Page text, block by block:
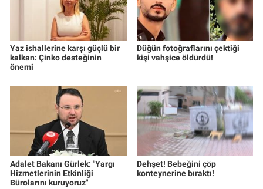
Yaz ishallerine karşı güçlü bir
kalkan: Çinko desteğinin
önemi
Düğün fotoğraflarını çektiği
kişi vahşice öldürdü!
Adalet Bakanı Gürlek: "Yargı
Hizmetlerinin Etkinliği
Bürolarını kuruyoruz"
Dehşet! Bebeğini çöp
konteynerine bıraktı!